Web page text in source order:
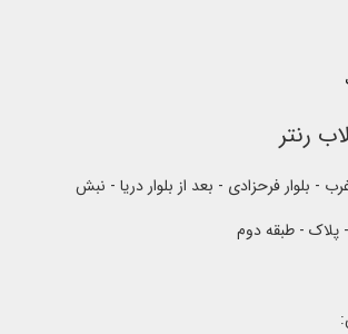
رنتر
- بلوار فرحزادی - بعد از بلوار دریا - نبش
پلاک - طبقه دوم